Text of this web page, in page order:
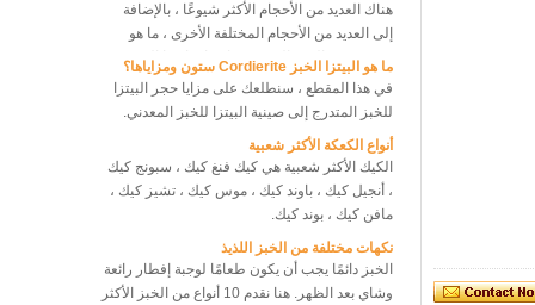
فرن برف دوار
8 صواني الفرن الحراري التجاري
فرن خبز الخبز الكهربائي
إلى العديد من الأحجام المختلفة الأخرى ، ما هو
حجم صينية الخبز التي يجب اختيارها؟ ما الذي يجب
أن نلاحظه بين صواني الخبز ذات الأحجام المختلفة ،
حتى نتمكن من اختيار الأفضل والأنسب ، أو اختيار
مجموعة من صواني الخبز بأحجام مختلفة ، للوصول
التكلفة لدفن المزيد من الصواني وتوفير العمالة
بقدر الإمكان.
ما هو البيتزا الخبز Cordierite ستون ومزاياها؟
في هذا المقطع ، سنطلعك على مزايا حجر البيتزا
للخبز المتدرج إلى صينية البيتزا للخبز المعدني.
أنواع الكعكة الأكثر شعبية
الكيك الأكثر شعبية هي كيك فنغ كيك ، سبونج كيك
، أنجيل كيك ، باوند كيك ، موس كيك ، تشيز كيك ،
مافن كيك ، بوند كيك.
نكهات مختلفة من الخبز اللذيذ
الخبز دائمًا يجب أن يكون طعامًا لوجبة إفطار رائعة
وشاي بعد الظهر. هنا نقدم 10 أنواع من الخبز الأكثر
شعبية في جميع أنحاء العالم.